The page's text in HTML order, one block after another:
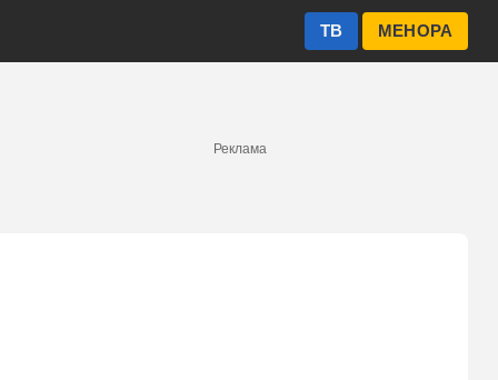
МЕНОРА
ТВ
Реклама